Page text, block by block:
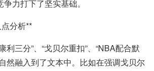
力打下了坚实基础。
分析**
利三分”、“戈贝尔重扣”、“NBA配合默
然融入到了文本中。比如在强调戈贝尔